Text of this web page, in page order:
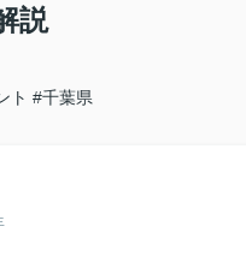
説
ト #千葉県